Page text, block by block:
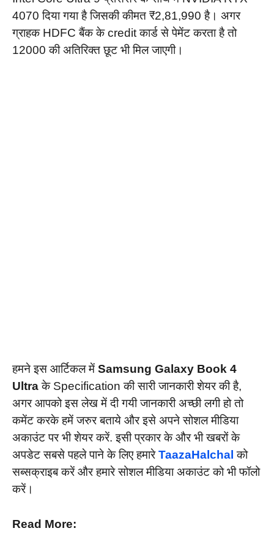
4070 दिया गया है जिसकी कीमत ₹2,81,990 है। अगर
ग्राहक HDFC बैंक के credit कार्ड से पेमेंट करता है तो
12000 की अतिरिक्त छूट भी मिल जाएगी।
हमने इस आर्टिकल में Samsung Galaxy Book 4
Ultraके Specification की सारी जानकारी शेयर की है,
अगर आपको इस लेख में दी गयी जानकारी अच्छी लगी हो तो
कमेंट करके हमें जरुर बताये और इसे अपने सोशल मीडिया
अकाउंट पर भी शेयर करें. इसी प्रकार के और भी खबरों के
अपडेट सबसे पहले पाने के लिए हमारेTaazaHalchal को
सब्सक्राइब करें और हमारे सोशल मीडिया अकाउंट को भी फॉलो
करें।
Read More: